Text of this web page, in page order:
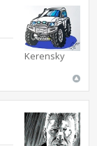
Kerensky